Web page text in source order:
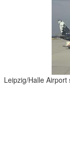
Leipzig/Halle